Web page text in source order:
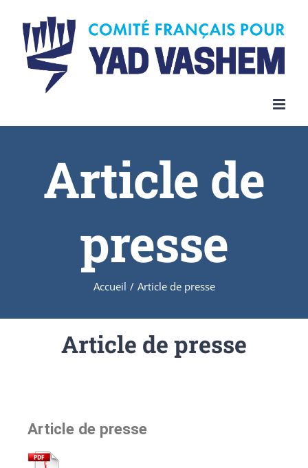
Article de
presse
Accueil / Article de presse
Article de presse
Article de presse